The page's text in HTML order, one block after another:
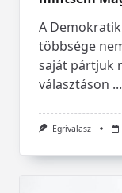
A
többsége
saját pártjuk
választáson ...
Egrivalasz